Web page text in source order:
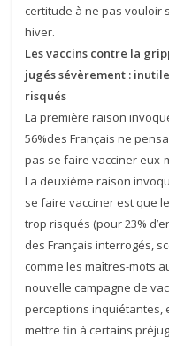
certitude à ne pas vouloir
hiver.
Les vaccins contre la
jugés sévèrement :
risqués
La première raison
56%des Français ne
pas se faire vacciner eux-
La deuxième raison
se faire vacciner est que
trop risqués (pour 23%
des Français interrogés,
comme les maîtres-mots
nouvelle campagne de
perceptions inquiétantes,
mettre fin à certains